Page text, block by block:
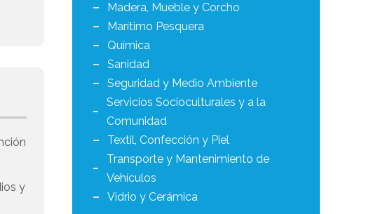
y
Madera, Mueble y Corcho
Marítimo Pesquera
Química
Sanidad
Seguridad y Medio Ambiente
Servicios Socioculturales y a la
Comunidad
Textil, Confección y Piel
Transporte y Mantenimiento de
Vehículos
Vidrio y Cerámica